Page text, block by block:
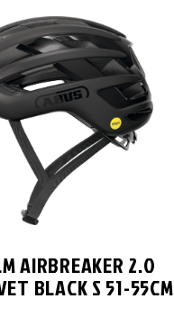
AIRBREAKER 2.0
BLACK S 51-55CM